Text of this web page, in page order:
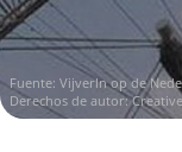
Fuente: Vijverln op de
Derechos de autor: